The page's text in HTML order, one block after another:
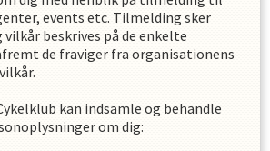
events etc. Tilmelding sker
beskrives på de enkelte
de fraviger fra organisationens
kan indsamle og behandle
om dig: